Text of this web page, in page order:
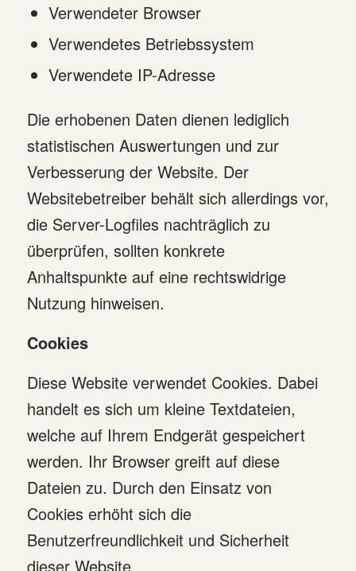
Verwendeter Browser
Verwendetes Betriebssystem
Verwendete IP-Adresse
Die erhobenen Daten dienen lediglich
statistischen Auswertungen und zur
Verbesserung der Website. Der
Websitebetreiber behält sich allerdings vor,
die Server-Logfiles nachträglich zu
überprüfen, sollten konkrete
Anhaltspunkte auf eine rechtswidrige
Nutzung hinweisen.
Cookies
Diese Website verwendet Cookies. Dabei
handelt es sich um kleine Textdateien,
welche auf Ihrem Endgerät gespeichert
werden. Ihr Browser greift auf diese
Dateien zu. Durch den Einsatz von
Cookies erhöht sich die
Benutzerfreundlichkeit und Sicherheit
dieser Website.